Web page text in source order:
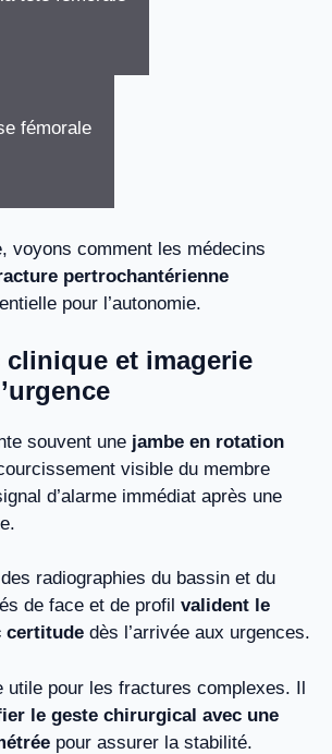
fémorale
voyons comment les médecins
pertrochantérienne
pour l’autonomie.
et imagerie
souvent une jambe en rotation
visible du membre
d’alarme immédiat après une
radiographies du bassin et du
de face et de profil valident le
certitude dès l’arrivée aux urgences.
utile pour les fractures complexes. Il
le geste chirurgical avec une
pour assurer la stabilité.